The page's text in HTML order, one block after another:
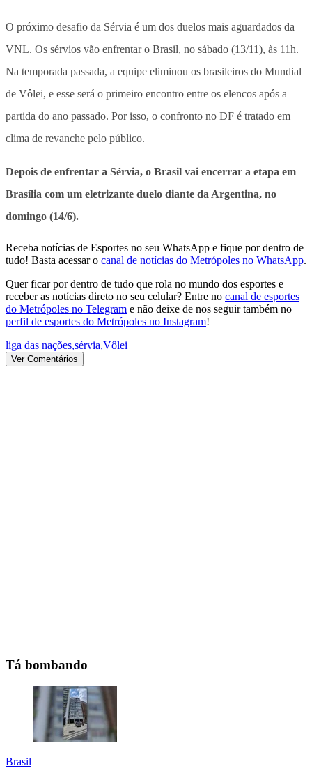
O próximo desafio da Sérvia é um dos duelos mais aguardados da
VNL. Os sérvios vão enfrentar o Brasil, no sábado (13/11), às 11h.
Na temporada passada, a equipe eliminou os brasileiros do Mundial
de Vôlei, e esse será o primeiro encontro entre os elencos após a
partida do ano passado. Por isso, o confronto no DF é tratado em
clima de revanche pelo público.
Depois de enfrentar a Sérvia, o Brasil vai encerrar a etapa em
Brasília com um eletrizante duelo diante da Argentina, no
domingo (14/6).
Receba notícias de Esportes no seu WhatsApp e fique por dentro de
tudo! Basta acessar o canal de notícias do Metrópoles no WhatsApp.
Quer ficar por dentro de tudo que rola no mundo dos esportes e
receber as notícias direto no seu celular? Entre no canal de esportes
do Metrópoles no Telegram e não deixe de nos seguir também no
perfil de esportes do Metrópoles no Instagram!
liga das nações,sérvia,Vôlei
Ver Comentários
Tá bombando
Brasil